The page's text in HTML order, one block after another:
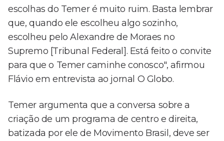
escolhas do Temer é muito ruim. Basta lembrar
que, quando ele escolheu algo sozinho,
escolheu pelo Alexandre de Moraes no
Supremo [Tribunal Federal]. Está feito o convite
para que o Temer caminhe conosco", afirmou
Flávio em entrevista ao jornal O Globo.
Temer argumenta que a conversa sobre a
criação de um programa de centro e direita,
batizada por ele de Movimento Brasil, deve ser